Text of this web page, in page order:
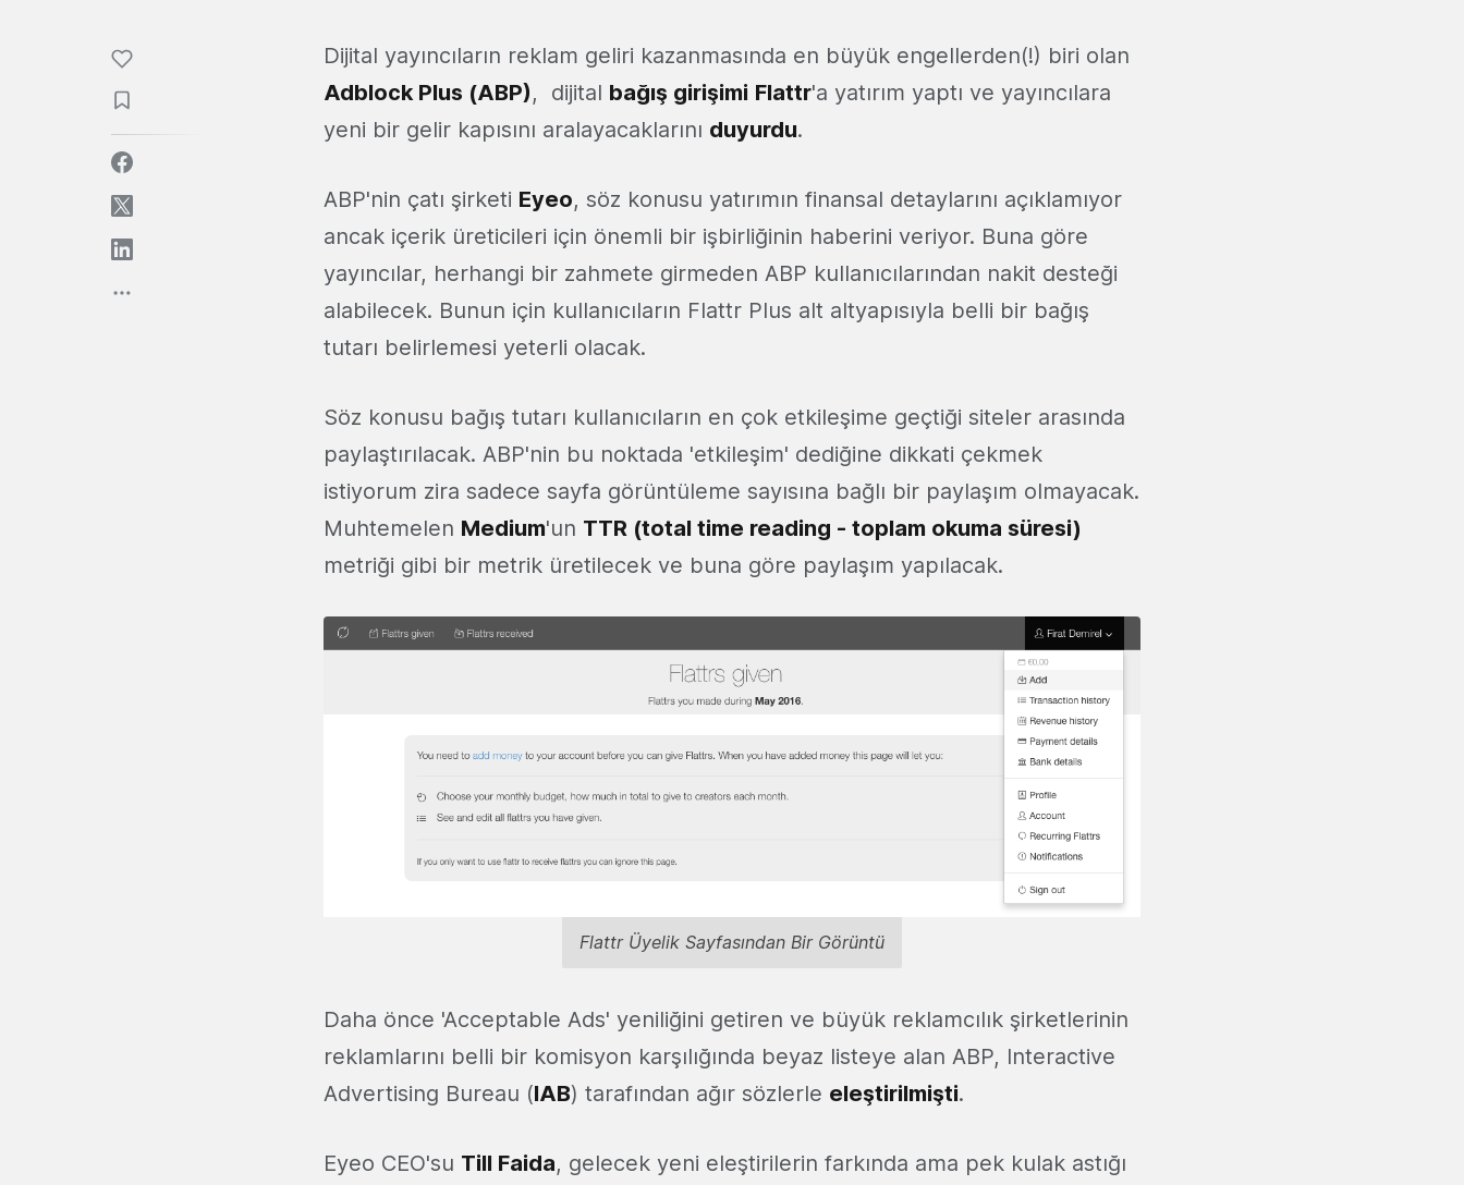
Dijital yayıncıların reklam geliri kazanmasında en büyük engellerden(!) biri olan
Adblock Plus (ABP), dijital bağış girişimi Flattr'a yatırım yaptı ve yayıncılara
yeni bir gelir kapısını aralayacaklarını duyurdu.
ABP'nin çatı şirketi Eyeo, söz konusu yatırımın finansal detaylarını açıklamıyor
ancak içerik üreticileri için önemli bir işbirliğinin haberini veriyor. Buna göre
yayıncılar, herhangi bir zahmete girmeden ABP kullanıcılarından nakit desteği
alabilecek. Bunun için kullanıcıların Flattr Plus alt altyapısıyla belli bir bağış
tutarı belirlemesi yeterli olacak.
Söz konusu bağış tutarı kullanıcıların en çok etkileşime geçtiği siteler arasında
paylaştırılacak. ABP'nin bu noktada 'etkileşim' dediğine dikkati çekmek
istiyorum zira sadece sayfa görüntüleme sayısına bağlı bir paylaşım olmayacak.
Muhtemelen Medium'un TTR (total time reading - toplam okuma süresi)
metriği gibi bir metrik üretilecek ve buna göre paylaşım yapılacak.
Flattr Üyelik Sayfasından Bir Görüntü
Daha önce 'Acceptable Ads' yeniliğini getiren ve büyük reklamcılık şirketlerinin
reklamlarını belli bir komisyon karşılığında beyaz listeye alan ABP, Interactive
Advertising Bureau (IAB) tarafından ağır sözlerle eleştirilmişti.
Eyeo CEO'su Till Faida, gelecek yeni eleştirilerin farkında ama pek kulak astığı